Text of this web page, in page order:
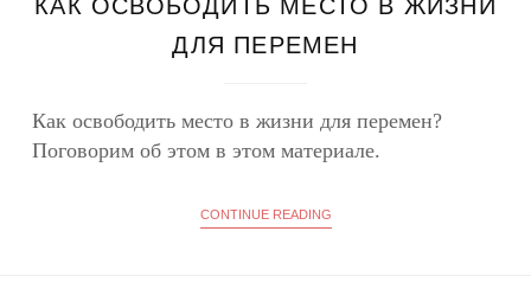
КАК ОСВОБОДИТЬ МЕСТО В ЖИЗНИ
ДЛЯ ПЕРЕМЕН
Как освободить место в жизни для перемен?
Поговорим об этом в этом материале.
CONTINUE READING